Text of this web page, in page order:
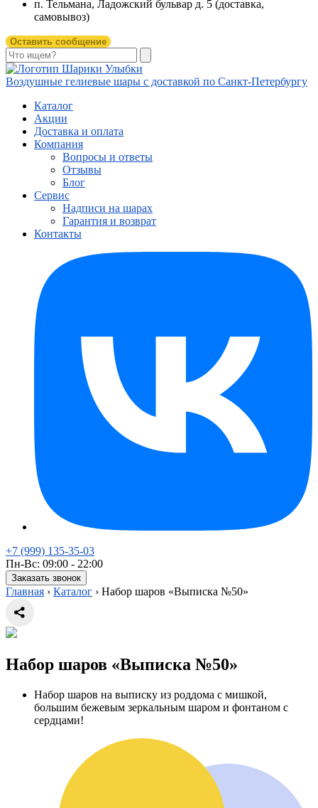
п. Тельмана, Ладожский бульвар д. 5 (доставка,
самовывоз)
Оставить сообщение
Воздушные гелиевые шары с доставкой по Санкт-Петербургу
Каталог
Акции
Доставка и оплата
Компания
Вопросы и ответы
Отзывы
Блог
Сервис
Надписи на шарах
Гарантия и возврат
Контакты
+7 (999) 135-35-03
Пн-Вс: 09:00 - 22:00
Заказать звонок
Главная › Каталог › Набор шаров «Выписка №50»
Набор шаров «Выписка №50»
Набор шаров на выписку из роддома с мишкой,
большим бежевым зеркальным шаром и фонтаном с
сердцами!